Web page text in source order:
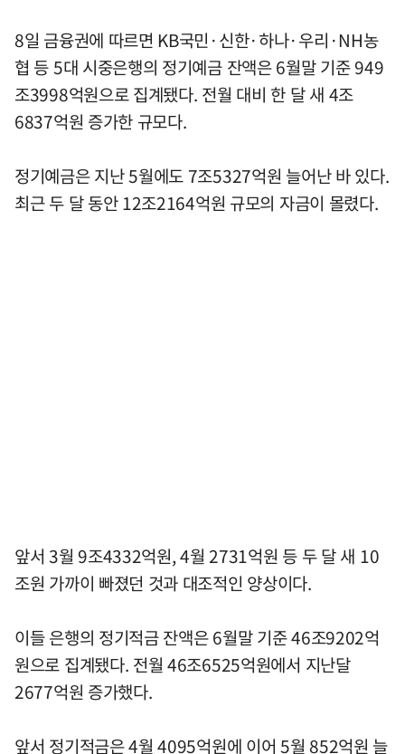
8일 금융권에 따르면 KB국민·신한·하나·우리·NH농
협 등 5대 시중은행의 정기예금 잔액은 6월말 기준 949
조3998억원으로 집계됐다. 전월 대비 한 달 새 4조
6837억원 증가한 규모다.
정기예금은 지난 5월에도 7조5327억원 늘어난 바 있다.
최근 두 달 동안 12조2164억원 규모의 자금이 몰렸다.
앞서 3월 9조4332억원, 4월 2731억원 등 두 달 새 10
조원 가까이 빠졌던 것과 대조적인 양상이다.
이들 은행의 정기적금 잔액은 6월말 기준 46조9202억
원으로 집계됐다. 전월 46조6525억원에서 지난달
2677억원 증가했다.
앞서 정기적금은 4월 4095억원에 이어 5월 852억원 늘